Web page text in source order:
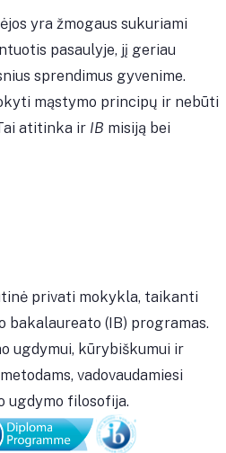
yra žmogaus sukuriami
pasaulyje, jį geriau
sprendimus gyvenime.
mąstymo principų ir nebūti
atitinka ir IB misiją bei
privati mokykla, taikanti
bakalaureato (IB) programas.
ugdymui, kūrybiškumui ir
vadovaudamiesi
ugdymo filosofija.